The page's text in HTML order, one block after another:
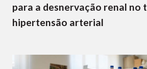
para a desnervação renal no
hipertensão arterial